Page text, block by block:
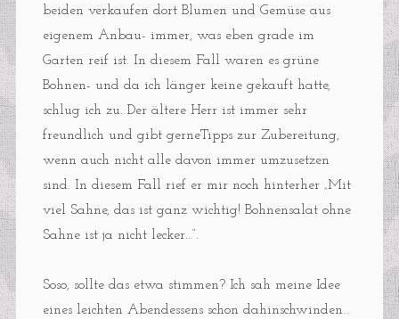
beiden verkaufen dort Blumen und Gemüse aus
eigenem Anbau- immer, was eben grade im
Garten reif ist. In diesem Fall waren es grüne
Bohnen- und da ich länger keine gekauft hatte,
schlug ich zu. Der ältere Herr ist immer sehr
freundlich und gibt gerneTipps zur Zubereitung,
wenn auch nicht alle davon immer umzusetzen
sind. In diesem Fall rief er mir noch hinterher „Mit
viel Sahne, das ist ganz wichtig! Bohnensalat ohne
Sahne ist ja nicht lecker…“.
Soso, sollte das etwa stimmen? Ich sah meine Idee
eines leichten Abendessens schon dahinschwinden…